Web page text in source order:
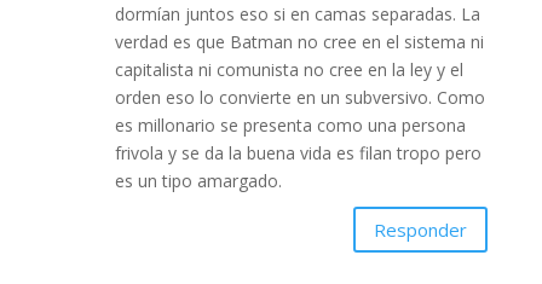
dormían juntos eso si en camas separadas. La
verdad es que Batman no cree en el sistema ni
capitalista ni comunista no cree en la ley y el
orden eso lo convierte en un subversivo. Como
es millonario se presenta como una persona
frivola y se da la buena vida es filan tropo pero
es un tipo amargado.
Responder